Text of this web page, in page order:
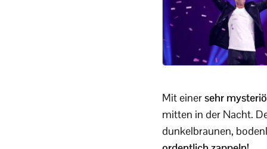
Mit einersehr
mitten in der Nacht.
dunkelbraunen,